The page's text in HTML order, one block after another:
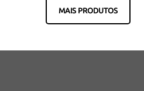
MAIS PRODUTOS